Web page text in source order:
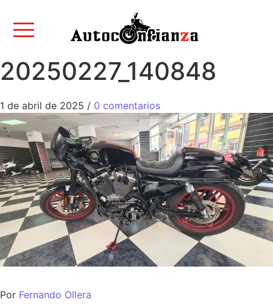
20250227_140848
1 de abril de 2025 / 0 comentarios
Por Fernando Ollera